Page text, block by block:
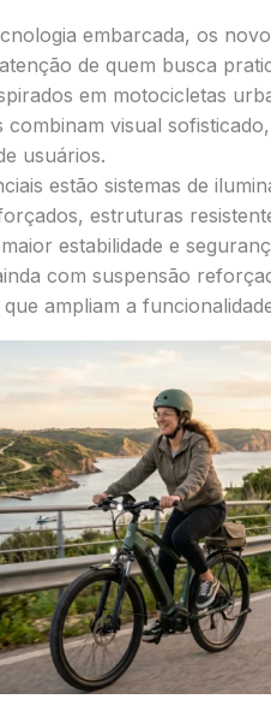
embarcada, os
de quem busca
em motocicletas
combinam visual
usuários.
estão sistemas de
estruturas
estabilidade e
com suspensão
ampliam a